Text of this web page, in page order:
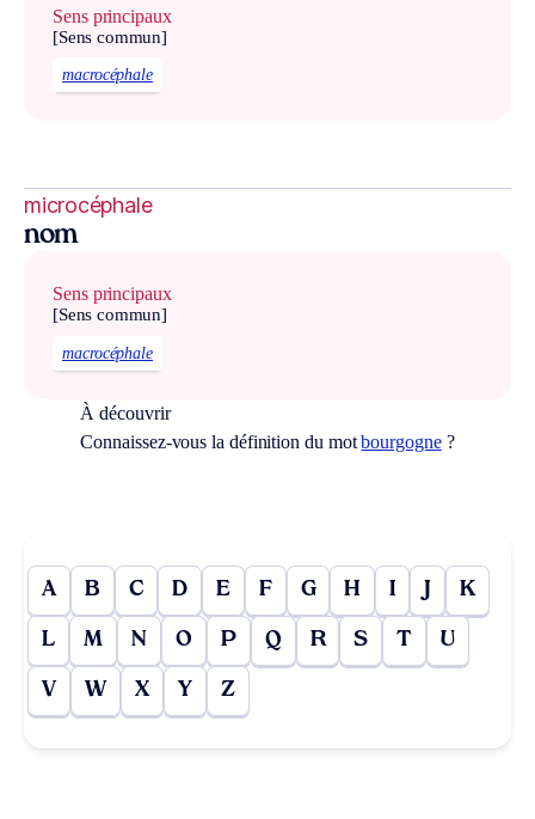
Sens principaux
[Sens commun]
macrocéphale
microcéphale
nom
Sens principaux
[Sens commun]
macrocéphale
À découvrir
Connaissez-vous la définition du motbourgogne?
A B C D E F G H I J K
L M N O P Q R S T U
V W X Y Z